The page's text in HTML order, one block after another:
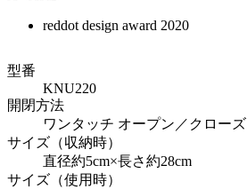
reddot design award 2020
型番
KNU220
開閉方法
ワンタッチ オープン／クローズ
サイズ（収納時）
直径約5cm×長さ約28cm
サイズ（使用時）